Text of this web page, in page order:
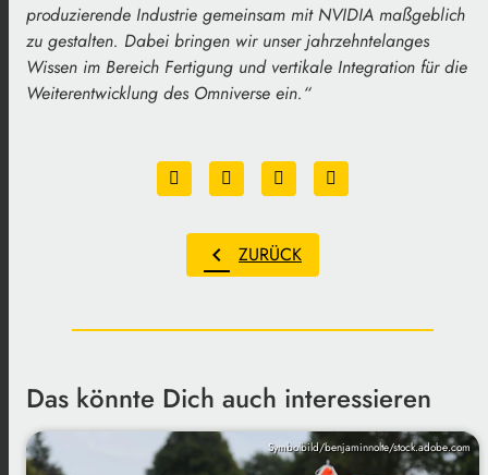
produzierende Industrie gemeinsam mit NVIDIA maßgeblich
zu gestalten. Dabei bringen wir unser jahrzehntelanges
Wissen im Bereich Fertigung und vertikale Integration für die
Weiterentwicklung des Omniverse ein.“
chevron_left ZURÜCK
Das könnte Dich auch interessieren
Symbolbild/benjaminnolte/stock.adobe.com